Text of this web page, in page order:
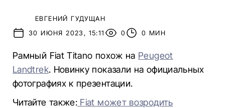
ЕВГЕНИЙ ГУДУЩАН
30 ИЮНЯ 2023, 15:11
0 0 МИН
Рамный Fiat Titano похож на Peugeot
Landtrek. Новинку показали на официальных
фотографиях к презентации.
Читайте также: Fiat может возродить